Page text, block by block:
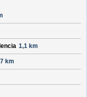
1,1 km
km